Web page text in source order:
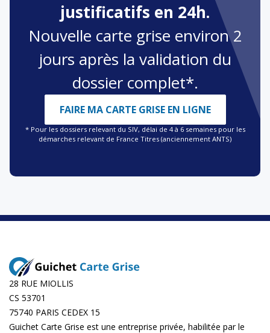
justificatifs en 24h.
Nouvelle carte grise environ 2
jours après la validation du
dossier complet*.
FAIRE MA CARTE GRISE EN LIGNE
* Pour les dossiers relevant du SIV, délai de 4 à 6 semaines pour les
démarches relevant de France Titres (anciennement ANTS)
28 RUE MIOLLIS
CS 53701
75740 PARIS CEDEX 15
Guichet Carte Grise est une entreprise privée, habilitée par le